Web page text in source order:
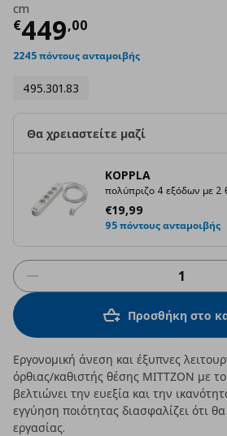
cm
€449,00
Τρέχουσα τιμή
2245 πόντους ανταμοιβής
495.301.83
Θα χρειαστείτε μαζί
KOPPLA
πολύπριζο 4 εξόδων με 2
€19,99
Τρέχουσα τιμή
95 πόντους ανταμοιβής
Προσθήκη στο
Εργονομική άνεση και έξυπνες
όρθιας/καθιστής θέσης ΜΙΤΤΖΟΝ με
βελτιώνει την ευεξία και την
εγγύηση ποιότητας διασφαλίζει ότι
εργασίας.